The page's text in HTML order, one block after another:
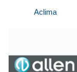
Aclima